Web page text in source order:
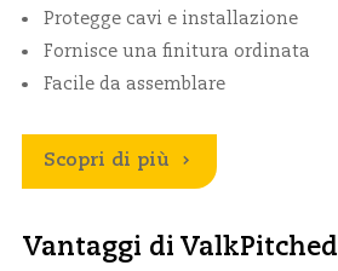
Protegge cavi e installazione
Fornisce una finitura ordinata
Facile da assemblare
Scopri di più
Vantaggi di ValkPitched